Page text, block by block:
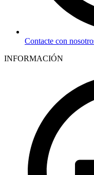
Contacte con
INFORMACIÓN